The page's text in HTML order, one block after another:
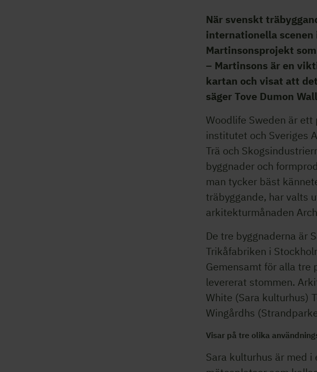
När svenskt
internationella
Martinsonsprojekt
– Martinsons är en
kartan och visat att
säger Tove Dumon
Woodlife Sweden är
institutet och Sveriges
Trä och
byggnader och
man tycker bäst
träbyggande, har valts
arkitekturmånaden
De tre byggnaderna är
Trikåfabriken i
Gemensamt för alla tre
levererat stommen.
White (Sara kulturhus)
Wingårdhs
Visar på tre olika
Sara kulturhus är med